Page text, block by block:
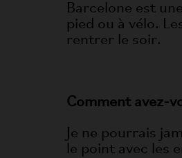
Barcelone est
pied ou à vélo.
rentrer le soir.
Comment avez-
Je ne pourrais
le point avec les